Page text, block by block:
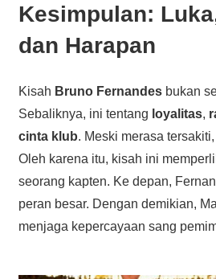
Kesimpulan:
dan Harapan
Kisah Bruno Fernandesbukan
Sebaliknya, ini tentang loyalitas,
cinta klub. Meski merasa
Oleh karena itu, kisah ini
seorang kapten. Ke depan,
peran besar. Dengan demikian,
menjaga kepercayaan sang